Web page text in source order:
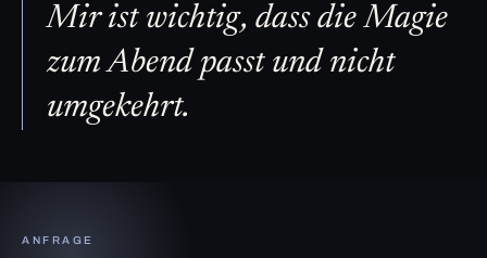
Mir ist wichtig, dass die Magie
zum Abend passt und nicht
umgekehrt.
ANFRAGE